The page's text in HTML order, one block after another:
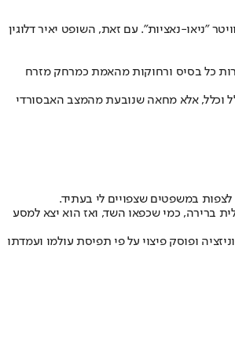
"הארץ" אסף רונאל, וחייב אותו לשלם 32 אלף שקלים לאחר שכינה אותן בטוויטר "ניאו-נאציות". עם זאת, השופט יאיר דלוגין
כל בסיס ורחוקות מהאמת כמרחק מזרח
וכלל, אלא מחאה שנובעת מהמצב האבסורדי
במשפטים שצפויים לי בעתיד.
ברירה, כמי שכפאו השד, ואז הוא יצא למסע
ופוסק פיצוי על פי תפיסת עולמו ועמדתו